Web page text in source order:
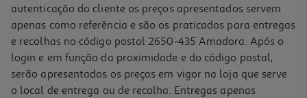
-10%
autenticação do cliente os preços apresentados servem
apenas como referência e são os praticados para entregas
e recolhas no código postal 2650-435 Amadora. Após o
login e em função da proximidade e do código postal,
serão apresentados os preços em vigor na loja que serve
o local de entrega ou de recolha. Entregas apenas